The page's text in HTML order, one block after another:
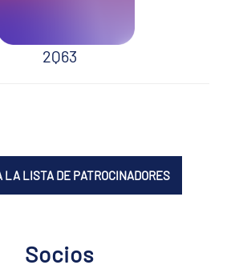
2Q63
LA LISTA DE PATROCINADORES
Socios